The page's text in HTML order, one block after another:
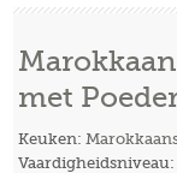
met
Keuken: